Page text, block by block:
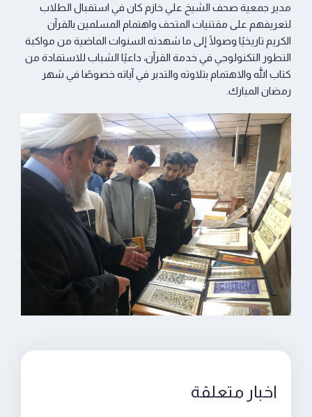
مدير جمعية صحف الشيخ علي خازم كان في استقبال الطلاب
لتعريفهم على مقتنيات المتحف واهتمام المسلمين بالقرآن
الكريم تاريخيًا وصولًا إلى ما شهدته السنوات الماضية من مواكبة
التطور التكنولوجي في خدمة القرآن، داعيًا الشباب للاستفادة من
كتاب الله والاهتمام بتلاوته والتدبر في آياته خصوصًا في شهر
رمضان المبارك.
اخبار متعلقة